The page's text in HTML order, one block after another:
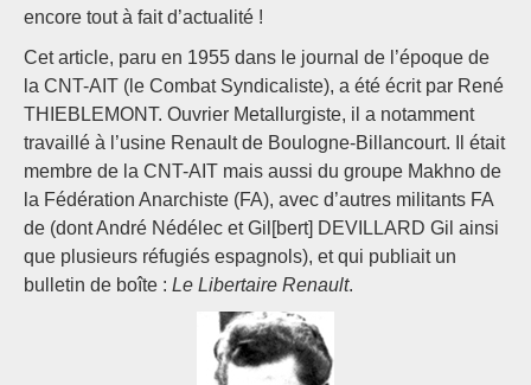
encore tout à fait d’actualité !
Cet article, paru en 1955 dans le journal de l’époque de
la CNT-AIT (le Combat Syndicaliste), a été écrit par René
THIEBLEMONT. Ouvrier Metallurgiste, il a notamment
travaillé à l’usine Renault de Boulogne-Billancourt. Il était
membre de la CNT-AIT mais aussi du groupe Makhno de
la Fédération Anarchiste (FA), avec d’autres militants FA
de (dont André Nédélec et Gil[bert] DEVILLARD Gil ainsi
que plusieurs réfugiés espagnols), et qui publiait un
bulletin de boîte : Le Libertaire Renault.